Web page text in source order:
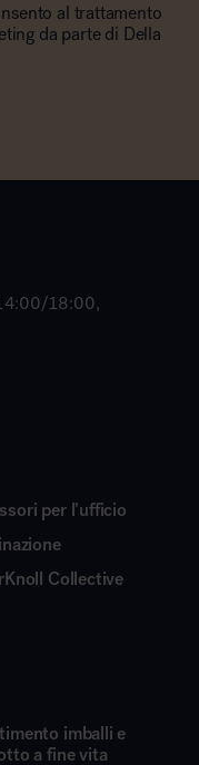
al trattamento
da parte di Della
18:00,
per l’ufficio
Collective
imballi e
a fine vita